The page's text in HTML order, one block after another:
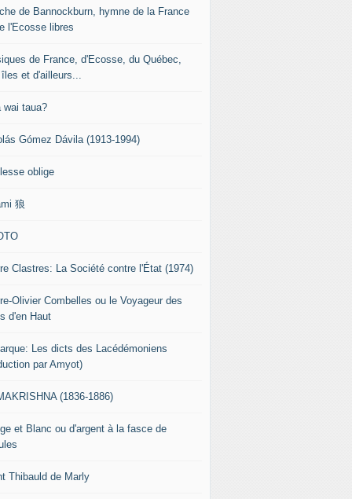
de Bannockburn, hymne de la France
l'Ecosse libres
de France, d'Ecosse, du Québec,
et d'ailleurs...
wai taua?
Gómez Dávila (1913-1994)
oblige
狼
Clastres: La Société contre l'État (1974)
Olivier Combelles ou le Voyageur des
d'en Haut
Les dicts des Lacédémoniens
par Amyot)
(1836-1886)
et Blanc ou d'argent à la fasce de
Thibauld de Marly